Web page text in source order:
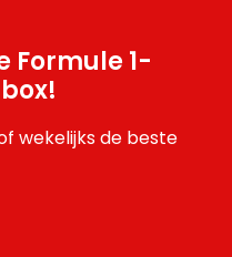
Formule 1-
wekelijks de beste